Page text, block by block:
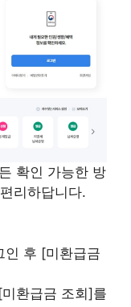
확인 가능한 방
리하답니다.
인 후 [미환급금
환급금 조회]를